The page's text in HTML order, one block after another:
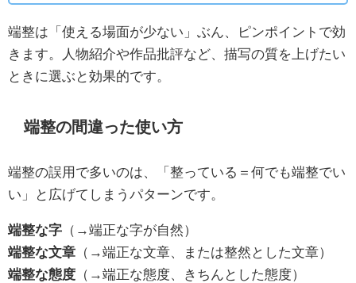
端整は「使える場面が少ない」ぶん、ピンポイントで効
きます。人物紹介や作品批評など、描写の質を上げたい
ときに選ぶと効果的です。
端整の間違った使い方
端整の誤用で多いのは、「整っている＝何でも端整でい
い」と広げてしまうパターンです。
端整な字 （→端正な字が自然）
端整な文章 （→端正な文章、または整然とした文章）
端整な態度 （→端正な態度、きちんとした態度）